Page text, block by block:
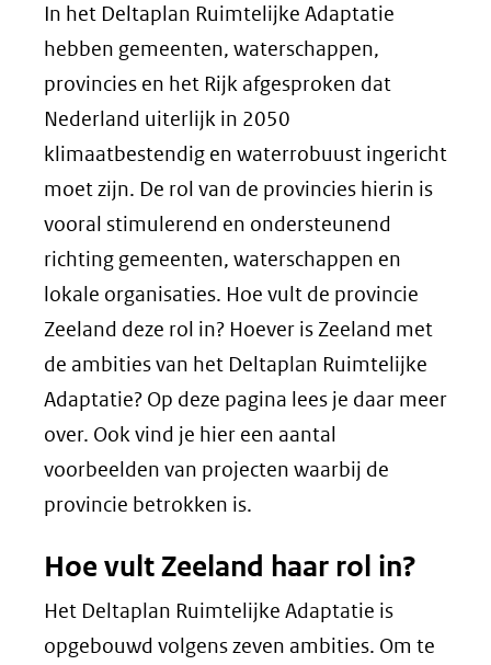
In het Deltaplan Ruimtelijke Adaptatie
hebben gemeenten, waterschappen,
provincies en het Rijk afgesproken dat
Nederland uiterlijk in 2050
klimaatbestendig en waterrobuust ingericht
moet zijn. De rol van de provincies hierin is
vooral stimulerend en ondersteunend
richting gemeenten, waterschappen en
lokale organisaties. Hoe vult de provincie
Zeeland deze rol in? Hoever is Zeeland met
de ambities van het Deltaplan Ruimtelijke
Adaptatie? Op deze pagina lees je daar meer
over. Ook vind je hier een aantal
voorbeelden van projecten waarbij de
provincie betrokken is.
Hoe vult Zeeland haar rol in?
Het Deltaplan Ruimtelijke Adaptatie is
opgebouwd volgens zeven ambities. Om te